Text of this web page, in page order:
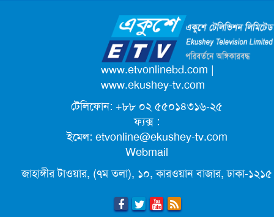
ক্যাম্পাস অ্যাম্বাসেডর নিয়োগ দিচ্ছে একুশে
টেলিভিশন
পদোন্নতি পেয়ে সচিব হলেন ২ কর্মকর্তা
লিগ্যাল এইডের মাধ্যমে সন্তান ফিরে পেল
সেই কিশোরী মা জুঁই
জেট ফুয়েলের দাম কমলো লিটারে ১৯ টাকা
মূল্যস্ফীতি কমে জুনে ৯ দশমিক ১৬ শতাংশ
www.etvonlinebd.com |
www.ekushey-tv.com
টেলিফোন: +৮৮ ০২ ৫৫০১৪৩১৬-২৫
ফ্যক্স :
ইমেল: etvonline@ekushey-tv.com
Webmail
জাহাঙ্গীর টাওয়ার, (৭ম তলা), ১০, কারওয়ান বাজার, ঢাকা-১২১৫